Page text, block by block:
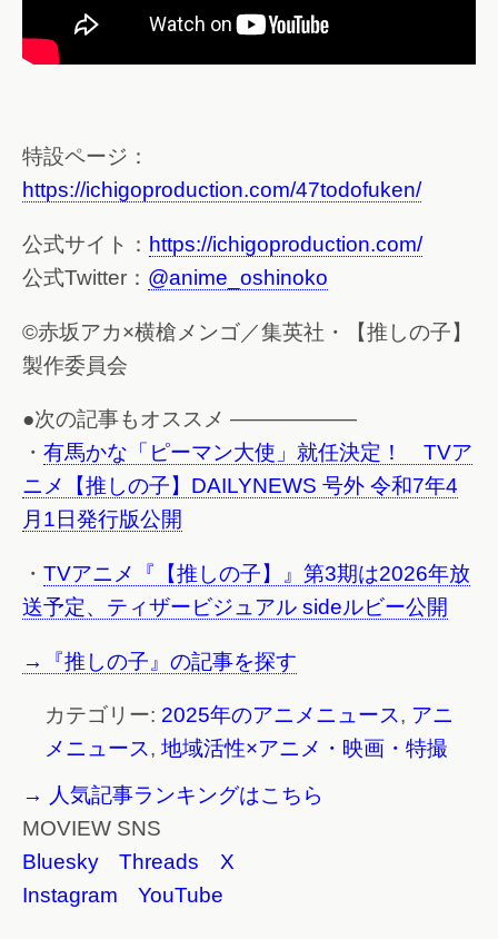
特設ページ：
https://ichigoproduction.com/47todofuken/
公式サイト： https://ichigoproduction.com/
公式Twitter： @anime_oshinoko
©赤坂アカ×横槍メンゴ／集英社・【推しの子】
製作委員会
●次の記事もオススメ ——————
・ 有馬かな「ピーマン大使」就任決定！ TVア
ニメ【推しの子】DAILYNEWS 号外 令和7年4
月1日発行版公開
・ TVアニメ『【推しの子】』第3期は2026年放
送予定、ティザービジュアル sideルビー公開
→『推しの子』の記事を探す
カテゴリー: 2025年のアニメニュース, アニ
メニュース, 地域活性×アニメ・映画・特撮
→ 人気記事ランキングはこちら
MOVIEW SNS
Bluesky
Threads
X
Instagram
YouTube